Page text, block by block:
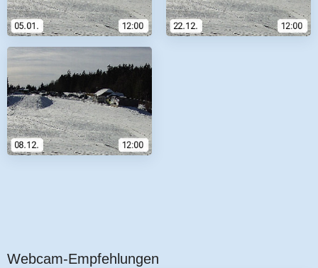
Webcam-Empfehlungen